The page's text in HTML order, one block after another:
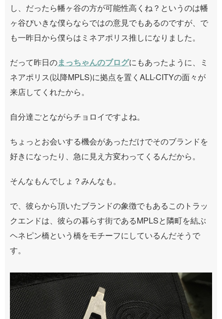
し、だったら幡ヶ谷の方が可能性高くね？というのは幡
ヶ谷びいきな僕らならではの意見でもあるのですが、で
も一昨日から僕らはミネアポリス推しになりました。
だって昨日のまっちゃんのブログにもあったように、ミ
ネアポリス(以降MPLS)に拠点を置くALL-CITYの面々が
来店してくれたから。
自分達ごとながらチョロイですよね。
ちょっとお会いする機会があっただけでそのブランドを
好きになったり、急に見え方変わってくるんだから。
そんなもんでしょ？みんなも。
で、彼らから頂いたブランドの象徴でもあるこのトラッ
クエンドは、彼らの暮らす街であるMPLSと隣町を結ぶ
ヘネピン橋という橋をモチーフにしているんだそうで
す。